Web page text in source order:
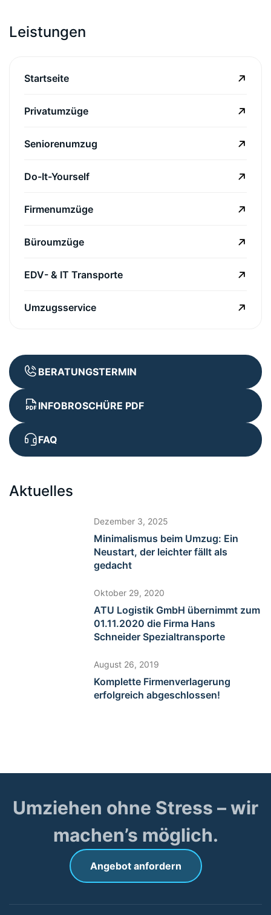
Leistungen
Startseite
Privatumzüge
Seniorenumzug
Do-It-Yourself
Firmenumzüge
Büroumzüge
EDV- & IT Transporte
Umzugsservice
BERATUNGSTERMIN
INFOBROSCHÜRE PDF
FAQ
Aktuelles
Dezember 3, 2025
Minimalismus beim Umzug: Ein
Neustart, der leichter fällt als
gedacht
Oktober 29, 2020
ATU Logistik GmbH übernimmt zum
01.11.2020 die Firma Hans
Schneider Spezialtransporte
August 26, 2019
Komplette Firmenverlagerung
erfolgreich abgeschlossen!
Umziehen ohne Stress – wir
machen’s möglich.
Angebot anfordern